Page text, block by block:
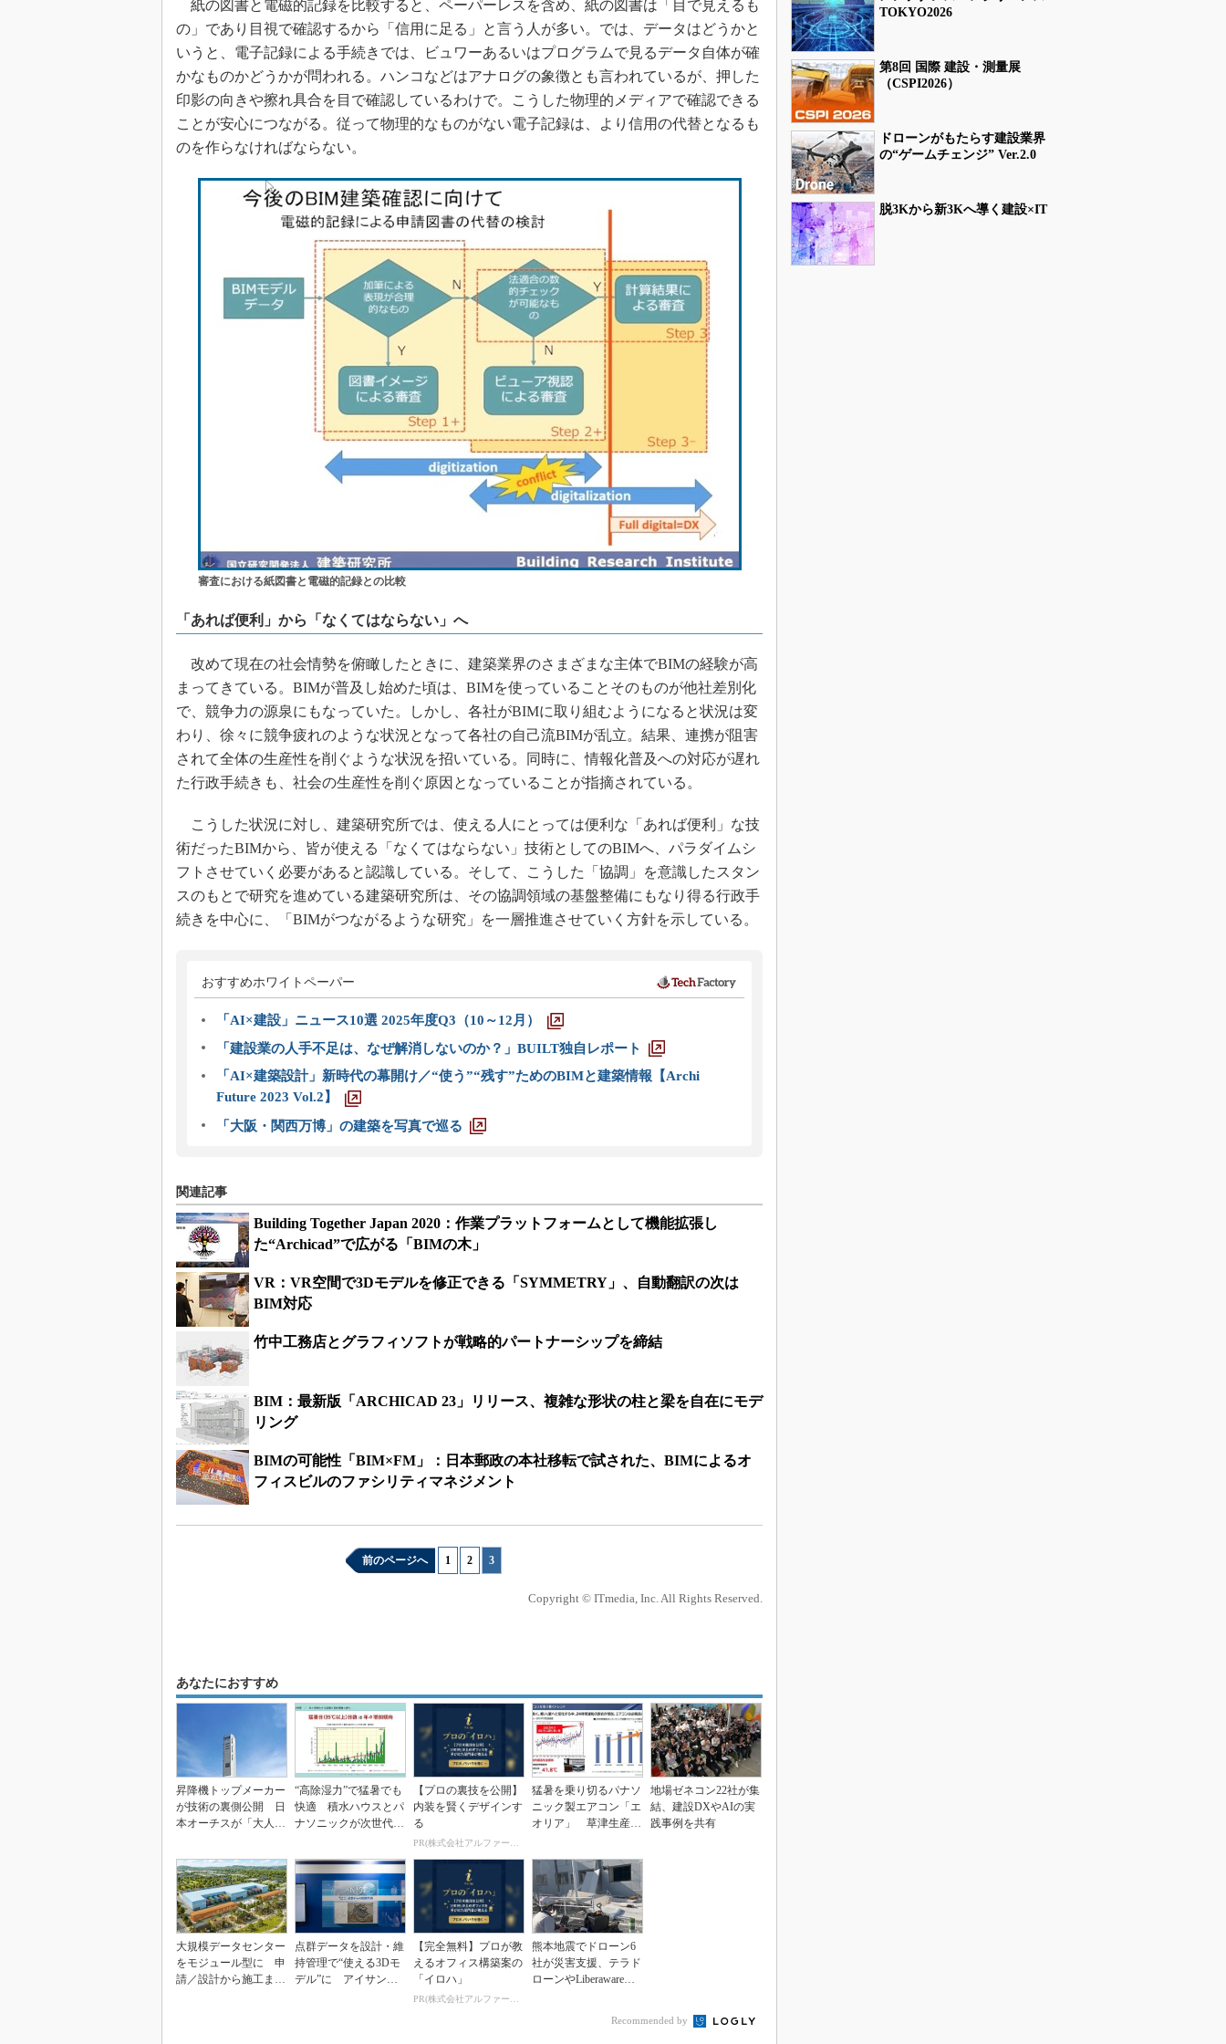
紙の図書と電磁的記録を比較すると、ペーパーレスを含め、紙の図書は「目で見えるも
の」であり目視で確認するから「信用に足る」と言う人が多い。では、データはどうかと
いうと、電子記録による手続きでは、ビュワーあるいはプログラムで見るデータ自体が確
かなものかどうかが問われる。ハンコなどはアナログの象徴とも言われているが、押した
印影の向きや擦れ具合を目で確認しているわけで。こうした物理的メディアで確認できる
ことが安心につながる。従って物理的なものがない電子記録は、より信用の代替となるも
のを作らなければならない。
審査における紙図書と電磁的記録との比較
「あれば便利」から「なくてはならない」へ
改めて現在の社会情勢を俯瞰したときに、建築業界のさまざまな主体でBIMの経験が高
まってきている。BIMが普及し始めた頃は、BIMを使っていることそのものが他社差別化
で、競争力の源泉にもなっていた。しかし、各社がBIMに取り組むようになると状況は変
わり、徐々に競争疲れのような状況となって各社の自己流BIMが乱立。結果、連携が阻害
されて全体の生産性を削ぐような状況を招いている。同時に、情報化普及への対応が遅れ
た行政手続きも、社会の生産性を削ぐ原因となっていることが指摘されている。
こうした状況に対し、建築研究所では、使える人にとっては便利な「あれば便利」な技
術だったBIMから、皆が使える「なくてはならない」技術としてのBIMへ、パラダイムシ
フトさせていく必要があると認識している。そして、こうした「協調」を意識したスタン
スのもとで研究を進めている建築研究所は、その協調領域の基盤整備にもなり得る行政手
続きを中心に、「BIMがつながるような研究」を一層推進させていく方針を示している。
おすすめホワイトペーパー
「AI×建設」ニュース10選 2025年度Q3（10～12月）
「建設業の人手不足は、なぜ解消しないのか？」BUILT独自レポート
「AI×建築設計」新時代の幕開け／“使う”“残す”ためのBIMと建築情報【Archi
Future 2023 Vol.2】
「大阪・関西万博」の建築を写真で巡る
関連記事
Building Together Japan 2020：作業プラットフォームとして機能拡張し
た“Archicad”で広がる「BIMの木」
VR：VR空間で3Dモデルを修正できる「SYMMETRY」、自動翻訳の次は
BIM対応
竹中工務店とグラフィソフトが戦略的パートナーシップを締結
BIM：最新版「ARCHICAD 23」リリース、複雑な形状の柱と梁を自在にモデ
リング
BIMの可能性「BIM×FM」：日本郵政の本社移転で試された、BIMによるオ
フィスビルのファシリティマネジメント
前のページへ 1 2 3
Copyright © ITmedia, Inc. All Rights Reserved.
あなたにおすすめ
昇降機トップメーカー
が技術の裏側公開 日
本オーチスが「大人の
“高除湿力”で猛暑でも
快適 積水ハウスとパ
ナソニックが次世代空
【プロの裏技を公開】
内装を賢くデザインす
る
PR(株式会社アルファーテクノ)
猛暑を乗り切るパナソ
ニック製エアコン「エ
オリア」 草津生産ラ
地場ゼネコン22社が集
結、建設DXやAIの実
践事例を共有
大規模データセンター
をモジュール型に 申
請／設計から施工まで
点群データを設計・維
持管理で“使える3Dモ
デル”に アイサンテ
【完全無料】プロが教
えるオフィス構築案の
「イロハ」
PR(株式会社アルファーテクノ)
熊本地震でドローン6
社が災害支援、テラド
ローンやLiberawareら
Recommended by
TOKYO2026
第8回 国際 建設・測量展
（CSPI2026）
ドローンがもたらす建設業界
の“ゲームチェンジ” Ver.2.0
脱3Kから新3Kへ導く建設×IT